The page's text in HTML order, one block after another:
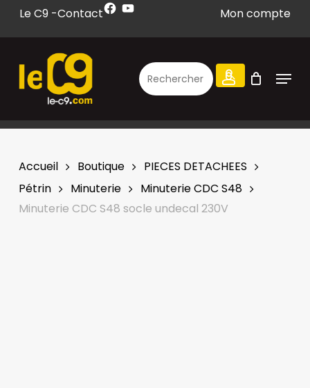
Skip
main
Le C9 -ContactFacebook
YouTube Mon compte
searchaccountMenu
CART
Accueil Boutique
PIECES DETACHEES
Pétrin
Minuterie
Minuterie CDC S48
Minuterie CDC S48 socle undecal 230V